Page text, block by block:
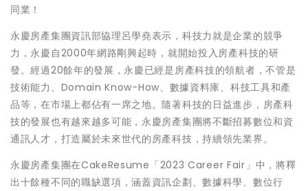
同業！
永慶房產集團資訊部協理呂學堯表示，科技力就是企業的競爭
力，永慶自2000年網路剛興起時，就開始投入房產科技的研
發。經過20餘年的發展，永慶已經是房產科技的領航者，不管是
技術能力、Domain Know-How、數據資料庫、科技工具和產
品等，在市場上都佔有一席之地。隨著科技的日益進步，房產科
技的發展也有越來越多可能，永慶房產集團將不斷招募數位和資
通訊人才，打造屬於未來世代的房產科技，持續領先業界。
永慶房產集團在CakeResume「2023 Career Fair」中，將釋
出十餘種不同的職缺選項，涵蓋資訊企劃、數據科學、數位行